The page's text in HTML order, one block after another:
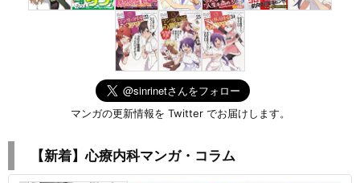
マンガの更新情報を Twitter でお届けします。
【新着】心療内科マンガ・コラム